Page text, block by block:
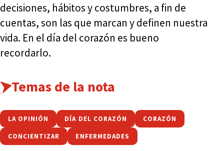
decisiones, hábitos y costumbres, a fin de
cuentas, son las que marcan y definen nuestra
vida. En el día del corazón es bueno
recordarlo.
Temas de la nota
LA OPINIÓN DÍA DEL CORAZÓN CORAZÓN
CONCIENTIZAR ENFERMEDADES